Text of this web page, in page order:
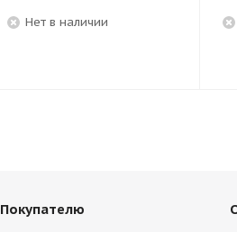
Нет в наличии
Покупателю